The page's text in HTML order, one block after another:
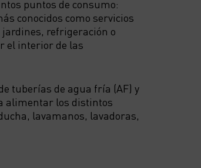
puntos de consumo:
conocidos como servicios
jardines, refrigeración o
el interior de las
tuberías de agua fría (AF) y
alimentar los distintos
lavamanos, lavadoras,